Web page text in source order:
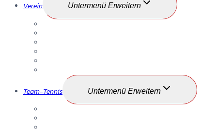
Verein Untermenü Erweitern
Team-Tennis Untermenü Erweitern